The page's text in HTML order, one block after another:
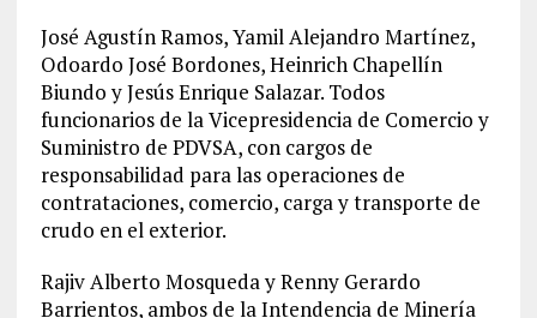
José Agustín Ramos, Yamil Alejandro Martínez,
Odoardo José Bordones, Heinrich Chapellín
Biundo y Jesús Enrique Salazar. Todos
funcionarios de la Vicepresidencia de Comercio y
Suministro de PDVSA, con cargos de
responsabilidad para las operaciones de
contrataciones, comercio, carga y transporte de
crudo en el exterior.
Rajiv Alberto Mosqueda y Renny Gerardo
Barrientos, ambos de la Intendencia de Minería